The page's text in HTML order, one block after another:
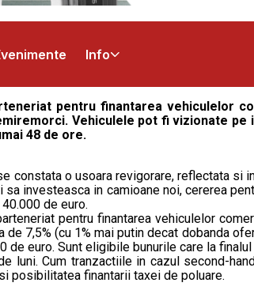
Info
pentru finantarea vehiculelor
Vehiculele pot fi vizionate
48 de ore.
constata o usoara revigorare, reflectata si
investeasca in camioane noi, cererea
de euro.
pentru finantarea vehiculelor
7,5% (cu 1% mai putin decat dobanda
euro. Sunt eligibile bunurile care la
luni. Cum tranzactiile in cazul second-
posibilitatea finantarii taxei de poluare.